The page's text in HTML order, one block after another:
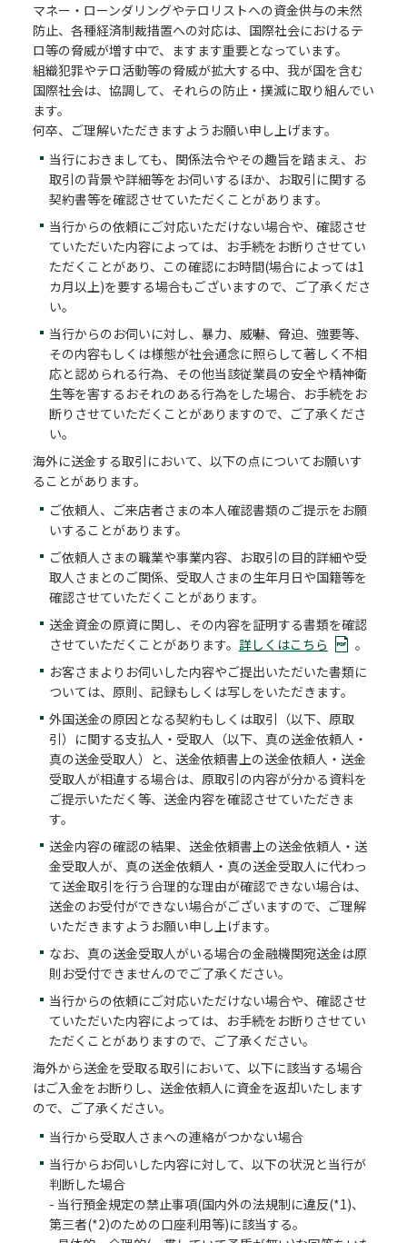
マネー・ローンダリングやテロリストへの資金供与の未然
防止、各種経済制裁措置への対応は、国際社会におけるテ
ロ等の脅威が増す中で、ますます重要となっています。
組織犯罪やテロ活動等の脅威が拡大する中、我が国を含む
国際社会は、協調して、それらの防止・撲滅に取り組んでい
ます。
何卒、ご理解いただきますようお願い申し上げます。
当行におきましても、関係法令やその趣旨を踏まえ、お
取引の背景や詳細等をお伺いするほか、お取引に関する
契約書等を確認させていただくことがあります。
当行からの依頼にご対応いただけない場合や、確認させ
ていただいた内容によっては、お手続をお断りさせてい
ただくことがあり、この確認にお時間(場合によっては1
カ月以上)を要する場合もございますので、ご了承くださ
い。
当行からのお伺いに対し、暴力、威嚇、脅迫、強要等、
その内容もしくは様態が社会通念に照らして著しく不相
応と認められる行為、その他当該従業員の安全や精神衛
生等を害するおそれのある行為をした場合、お手続をお
断りさせていただくことがありますので、ご了承くださ
い。
海外に送金する取引において、以下の点についてお願いす
ることがあります。
ご依頼人、ご来店者さまの本人確認書類のご提示をお願
いすることがあります。
ご依頼人さまの職業や事業内容、お取引の目的詳細や受
取人さまとのご関係、受取人さまの生年月日や国籍等を
確認させていただくことがあります。
送金資金の原資に関し、その内容を証明する書類を確認
させていただくことがあります。 詳しくはこちら
。
お客さまよりお伺いした内容やご提出いただいた書類に
ついては、原則、記録もしくは写しをいただきます。
外国送金の原因となる契約もしくは取引（以下、原取
引）に関する支払人・受取人（以下、真の送金依頼人・
真の送金受取人）と、送金依頼書上の送金依頼人・送金
受取人が相違する場合は、原取引の内容が分かる資料を
ご提示いただく等、送金内容を確認させていただきま
す。
送金内容の確認の結果、送金依頼書上の送金依頼人・送
金受取人が、真の送金依頼人・真の送金受取人に代わっ
て送金取引を行う合理的な理由が確認できない場合は、
送金のお受付ができない場合がございますので、ご理解
いただきますようお願い申し上げます。
なお、真の送金受取人がいる場合の金融機関宛送金は原
則お受付できませんのでご了承ください。
当行からの依頼にご対応いただけない場合や、確認させ
ていただいた内容によっては、お手続をお断りさせてい
ただくことがありますので、ご了承ください。
海外から送金を受取る取引において、以下に該当する場合
はご入金をお断りし、送金依頼人に資金を返却いたします
ので、ご了承ください。
当行から受取人さまへの連絡がつかない場合
当行からお伺いした内容に対して、以下の状況と当行が
判断した場合
- 当行預金規定の禁止事項(国内外の法規制に違反(*1)、
第三者(*2)のための口座利用等)に該当する。